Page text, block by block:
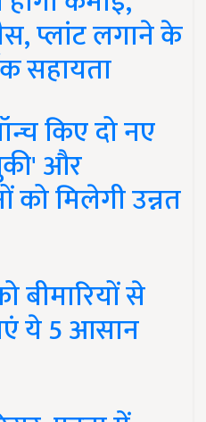
प्लांट लगाने के
सहायता
किए दो नए
और
को मिलेगी उन्नत
से
ये 5 आसान